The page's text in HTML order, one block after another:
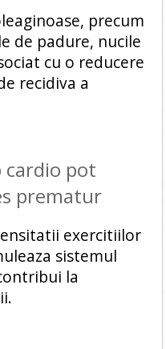
precum
de padure, nucile
cu o reducere
recidiva a
pot
prematur
exercitiilor
sistemul
la